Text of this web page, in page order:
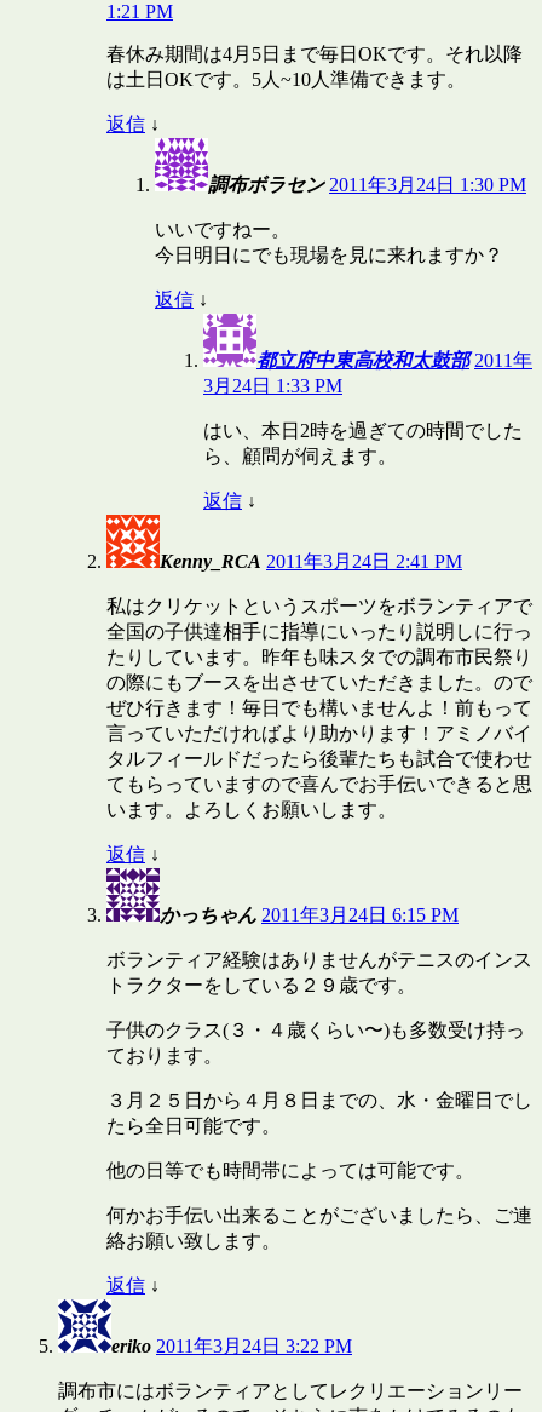
1:21 PM
春休み期間は4月5日まで毎日OKです。それ以降
は土日OKです。5人~10人準備できます。
返信 ↓
調布ボラセン 2011年3月24日 1:30 PM
いいですねー。
今日明日にでも現場を見に来れますか？
返信 ↓
都立府中東高校和太鼓部 2011年
3月24日 1:33 PM
はい、本日2時を過ぎての時間でした
ら、顧問が伺えます。
返信 ↓
Kenny_RCA 2011年3月24日 2:41 PM
私はクリケットというスポーツをボランティアで
全国の子供達相手に指導にいったり説明しに行っ
たりしています。昨年も味スタでの調布市民祭り
の際にもブースを出させていただきました。ので
ぜひ行きます！毎日でも構いませんよ！前もって
言っていただければより助かります！アミノバイ
タルフィールドだったら後輩たちも試合で使わせ
てもらっていますので喜んでお手伝いできると思
います。よろしくお願いします。
返信 ↓
かっちゃん 2011年3月24日 6:15 PM
ボランティア経験はありませんがテニスのインス
トラクターをしている２９歳です。
子供のクラス(３・４歳くらい〜)も多数受け持っ
ております。
３月２５日から４月８日までの、水・金曜日でし
たら全日可能です。
他の日等でも時間帯によっては可能です。
何かお手伝い出来ることがございましたら、ご連
絡お願い致します。
返信 ↓
eriko 2011年3月24日 3:22 PM
調布市にはボランティアとしてレクリエーションリー